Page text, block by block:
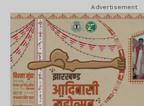
Advertisement